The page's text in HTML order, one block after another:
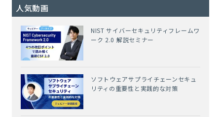
人気動画
NIST サイバーセキュリティフレームワ
ーク 2.0 解説セミナー
ソフトウェアサプライチェーンセキュ
リティの重要性と実践的な対策